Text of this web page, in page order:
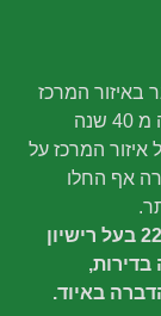
באיזור המרכז
ובמדינת ישראל בכלל. החברה עובדת למעלה מ 40 שנה
המרכז על
אף החלו
שם המדביר: מור אזולאי מספר רישיון: 2218 בעל רישיון
באיוד.